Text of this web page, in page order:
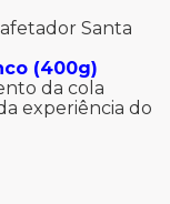
Santa
(400g)
da cola
experiência do